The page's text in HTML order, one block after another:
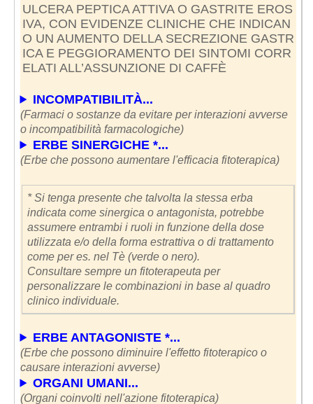
ULCERA PEPTICA ATTIVA O GASTRITE EROS
IVA, CON EVIDENZE CLINICHE CHE INDICAN
O UN AUMENTO DELLA SECREZIONE GASTR
ICA E PEGGIORAMENTO DEI SINTOMI CORR
ELATI ALL’ASSUNZIONE DI CAFFÈ
INCOMPATIBILITÀ...
(Farmaci o sostanze da evitare per interazioni avverse
o incompatibilità farmacologiche)
ERBE SINERGICHE *...
(Erbe che possono aumentare l'efficacia fitoterapica)
* Si tenga presente che talvolta la stessa erba
indicata come sinergica o antagonista, potrebbe
assumere entrambi i ruoli in funzione della dose
utilizzata e/o della forma estrattiva o di trattamento
come per es. nel Tè (verde o nero).
Consultare sempre un fitoterapeuta per
personalizzare le combinazioni in base al quadro
clinico individuale.
ERBE ANTAGONISTE *...
(Erbe che possono diminuire l'effetto fitoterapico o
causare interazioni avverse)
ORGANI UMANI...
(Organi coinvolti nell'azione fitoterapica)